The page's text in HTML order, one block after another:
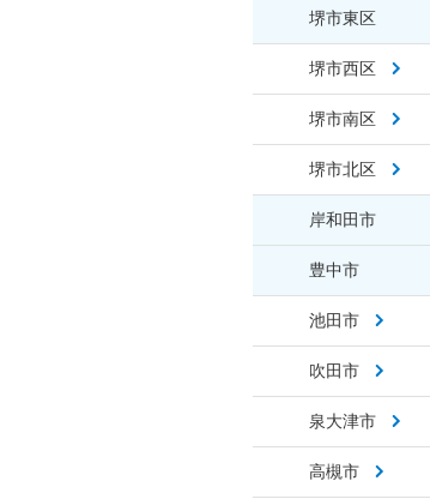
堺市東区
堺市西区
堺市南区
堺市北区
岸和田市
豊中市
池田市
吹田市
泉大津市
高槻市